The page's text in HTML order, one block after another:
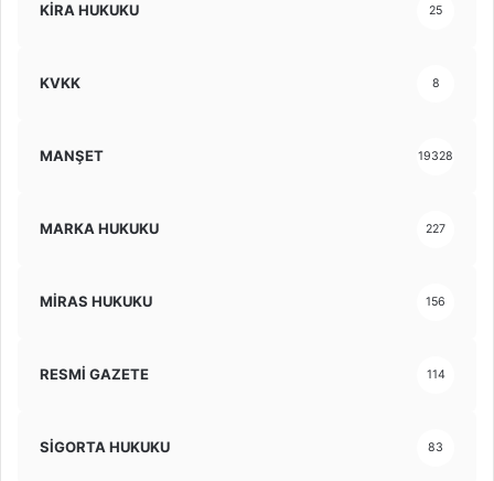
KİRA HUKUKU 25
KVKK 8
MANŞET 19328
MARKA HUKUKU 227
MİRAS HUKUKU 156
RESMİ GAZETE 114
SİGORTA HUKUKU 83